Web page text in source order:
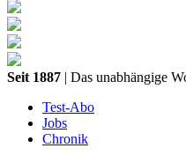
Seit 1887 | Das unabhängige
Test-Abo
Jobs
Chronik